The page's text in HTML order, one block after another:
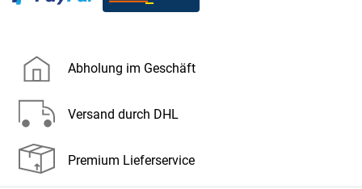
Abholung im Geschäft
Versand durch DHL
Premium Lieferservice